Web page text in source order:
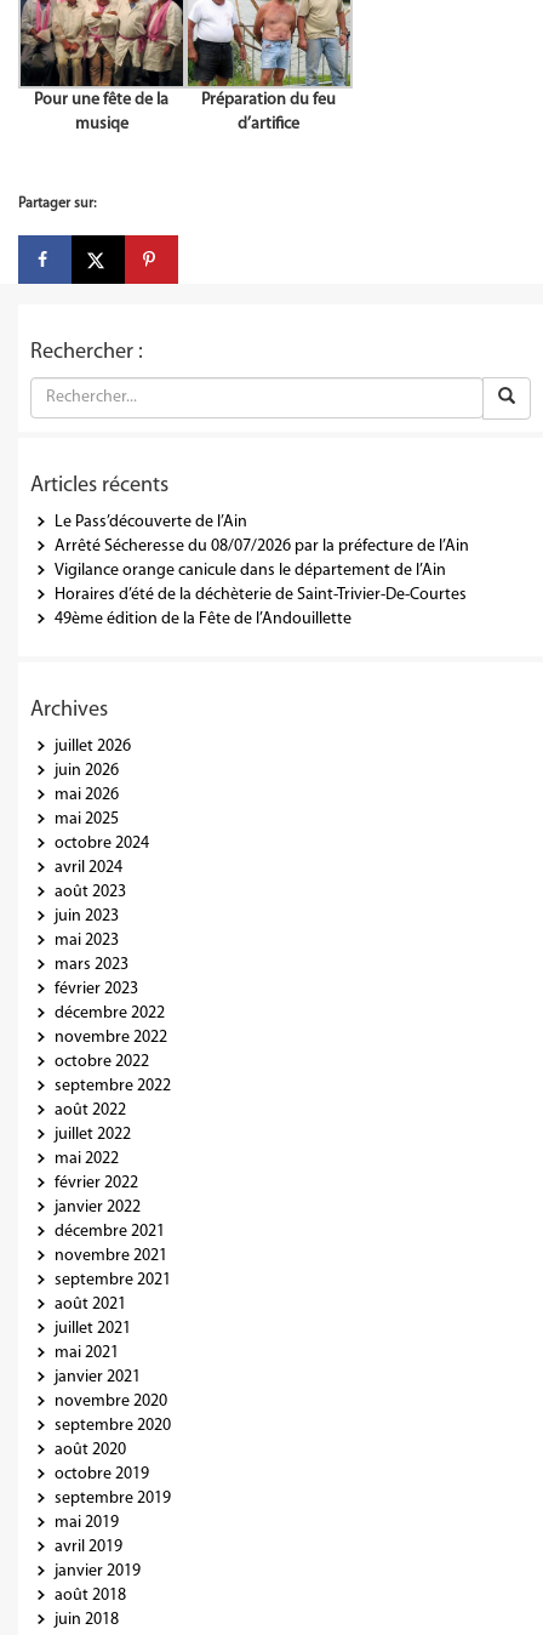
Pour une fête de la
musiqe
Préparation du feu
d’artifice
Partager sur:
Rechercher :
Articles récents
Le Pass’découverte de l’Ain
Arrêté Sécheresse du 08/07/2026 par la préfecture de l’Ain
Vigilance orange canicule dans le département de l’Ain
Horaires d’été de la déchèterie de Saint-Trivier-De-Courtes
49ème édition de la Fête de l’Andouillette
Archives
juillet 2026
juin 2026
mai 2026
mai 2025
octobre 2024
avril 2024
août 2023
juin 2023
mai 2023
mars 2023
février 2023
décembre 2022
novembre 2022
octobre 2022
septembre 2022
août 2022
juillet 2022
mai 2022
février 2022
janvier 2022
décembre 2021
novembre 2021
septembre 2021
août 2021
juillet 2021
mai 2021
janvier 2021
novembre 2020
septembre 2020
août 2020
octobre 2019
septembre 2019
mai 2019
avril 2019
janvier 2019
août 2018
juin 2018